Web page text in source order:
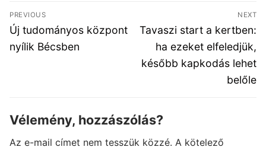
Bejegyzés
navigáció
PREVIOUS
Previous
post:
Új tudományos központ
nyílik Bécsben
NEXT
Next
post:
Tavaszi start a kertben:
ha ezeket elfeledjük,
később kapkodás lehet
belőle
Vélemény, hozzászólás?
Az e-mail címet nem tesszük közzé. A kötelező